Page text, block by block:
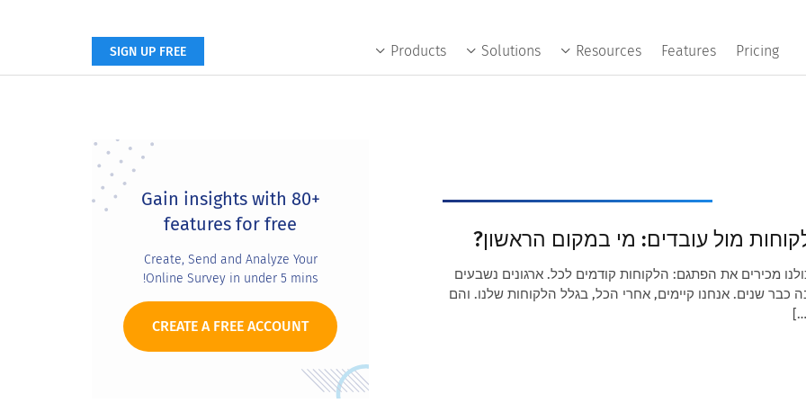
Products Solutions Resources Features Pricing
SIGN UP FREE
מול עובדים: מי במקום הראשון?
מכירים את הפתגם: הלקוחות קודמים לכל. ארגונים נשבעים
כבר שנים. אנחנו קיימים, אחרי הכל, בגלל הלקוחות שלנו. והם
Sidebar
Gain insights with 80+
features for free
Create, Send and Analyze Your
Online Survey in under 5 mins!
CREATE A FREE ACCOUNT